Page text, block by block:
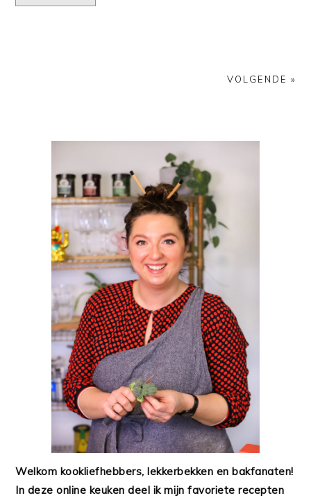
VOLGENDE »
Welkom kookliefhebbers, lekkerbekken en bakfanaten!
In deze online keuken deel ik mijn favoriete recepten